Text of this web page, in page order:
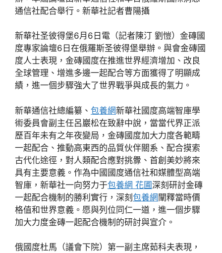
通信社配合舉行。新華社記者曹陽攝
新華社圣彼得堡6月6日電（記者陳汀 劉愷）金磚國
度專家論壇6日在俄羅斯圣彼得堡舉辦。與會金磚國
度人士表現，金磚國度在推進世界經濟增加、改良
全球管理、增進多邊一起配合等方面獲得了明顯成
績，進一個步驟強大了世界戰爭與成長的氣力。
新華通信社總編纂、 包養網新華社國度高端智庫學
術委員會副主任呂巖松在致辭中說，當當代界正派
歷百年未有之年夜變局，金磚國度加大力度各範疇
一起配合、推動高東西的品質伙伴關系、配合摸索
古代化途徑，對人類配合應對挑釁、首創美妙將來
具有主要意義。作為中國國度通信社和媒體型高端
智庫，新華社一向努力于包養網 花圃深刻研討金磚
一起配合機制的勝利實行，深刻 包養網 闡釋當時價
格值和世界意義。愿與列位同仁一道，進一個步驟
加大力度金磚一起配合機制的研討與宣介。
俄國度杜馬（議會下院）第一副主席茹科夫表現，